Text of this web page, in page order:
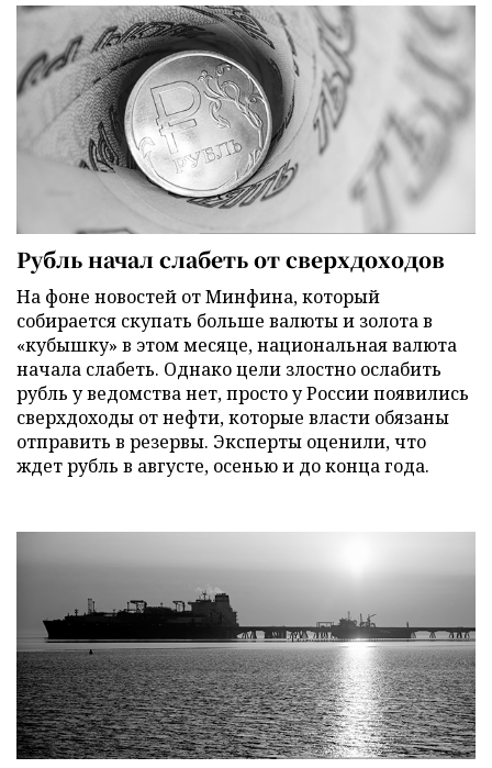
Рубль начал слабеть от сверхдоходов
На фоне новостей от Минфина, который
собирается скупать больше валюты и золота в
«кубышку» в этом месяце, национальная валюта
начала слабеть. Однако цели злостно ослабить
рубль у ведомства нет, просто у России появились
сверхдоходы от нефти, которые власти обязаны
отправить в резервы. Эксперты оценили, что
ждет рубль в августе, осенью и до конца года.